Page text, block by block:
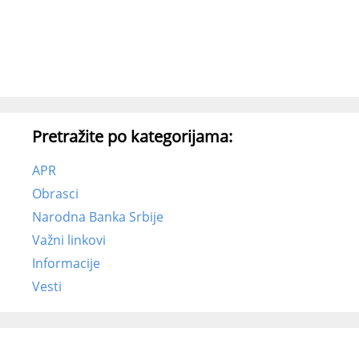
Pretražite po kategorijama:
APR
Obrasci
Narodna Banka Srbije
Važni linkovi
Informacije
Vesti